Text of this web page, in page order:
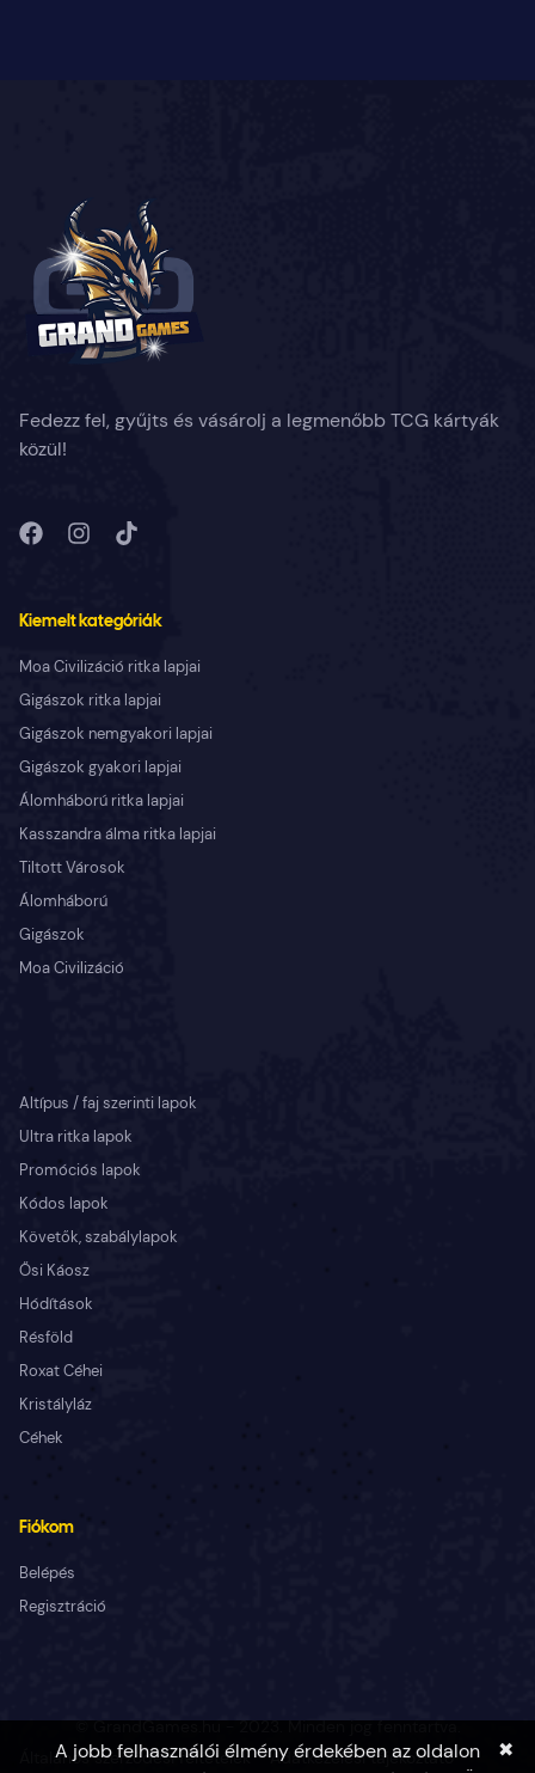
Fedezz fel, gyűjts és vásárolj a legmenőbb TCG kártyák
közül!
Kiemelt kategóriák
Moa Civilizáció ritka lapjai
Gigászok ritka lapjai
Gigászok nemgyakori lapjai
Gigászok gyakori lapjai
Álomháború ritka lapjai
Kasszandra álma ritka lapjai
Tiltott Városok
Álomháború
Gigászok
Moa Civilizáció
Altípus / faj szerinti lapok
Ultra ritka lapok
Promóciós lapok
Kódos lapok
Követők, szabálylapok
Ősi Káosz
Hódítások
Résföld
Roxat Céhei
Kristályláz
Céhek
Fiókom
Belépés
Regisztráció
© GrandGames.hu - 2023. Minden jog fenntartva.
Általános szerződési feltételek
Adatkezelési tájékoztató
A jobb felhasználói élmény érdekében az oldalon
✖